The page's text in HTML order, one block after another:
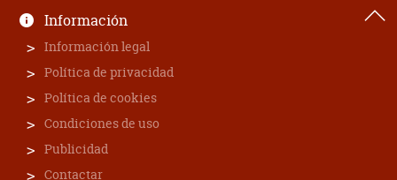
Información
Información legal
Política de privacidad
Política de cookies
Condiciones de uso
Publicidad
Contactar